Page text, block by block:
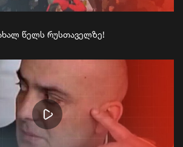
წელს რუსთაველზე!